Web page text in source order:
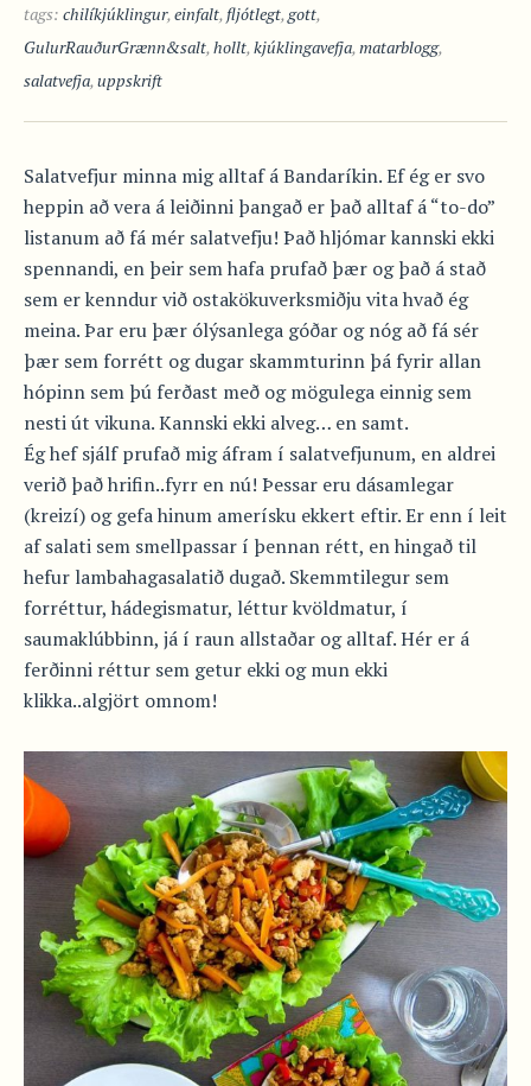
tags: chilíkjúklingur, einfalt, fljótlegt, gott,
GulurRauðurGrænn&salt, hollt, kjúklingavefja, matarblogg,
salatvefja, uppskrift
Salatvefjur minna mig alltaf á Bandaríkin. Ef ég er svo
heppin að vera á leiðinni þangað er það alltaf á “to-do”
listanum að fá mér salatvefju! Það hljómar kannski ekki
spennandi, en þeir sem hafa prufað þær og það á stað
sem er kenndur við ostakökuverksmiðju vita hvað ég
meina. Þar eru þær ólýsanlega góðar og nóg að fá sér
þær sem forrétt og dugar skammturinn þá fyrir allan
hópinn sem þú ferðast með og mögulega einnig sem
nesti út vikuna. Kannski ekki alveg… en samt.
Ég hef sjálf prufað mig áfram í salatvefjunum, en aldrei
verið það hrifin..fyrr en nú! Þessar eru dásamlegar
(kreizí) og gefa hinum amerísku ekkert eftir. Er enn í leit
af salati sem smellpassar í þennan rétt, en hingað til
hefur lambahagasalatið dugað. Skemmtilegur sem
forréttur, hádegismatur, léttur kvöldmatur, í
saumaklúbbinn, já í raun allstaðar og alltaf. Hér er á
ferðinni réttur sem getur ekki og mun ekki
klikka..algjört omnom!